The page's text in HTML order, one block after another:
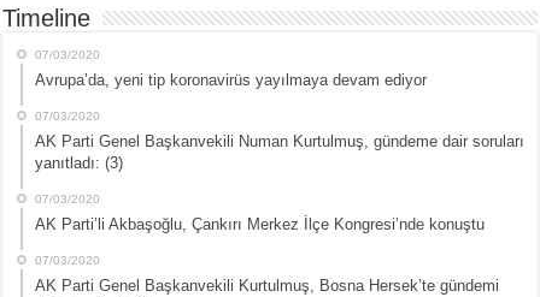
Timeline
07/03/2020
Avrupa’da, yeni tip koronavirüs yayılmaya devam ediyor
07/03/2020
AK Parti Genel Başkanvekili Numan Kurtulmuş, gündeme dair soruları
yanıtladı: (3)
07/03/2020
AK Parti’li Akbaşoğlu, Çankırı Merkez İlçe Kongresi’nde konuştu
07/03/2020
AK Parti Genel Başkanvekili Kurtulmuş, Bosna Hersek’te gündemi